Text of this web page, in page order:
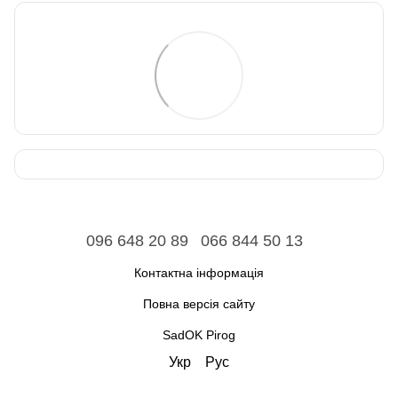
096 648 20 89 066 844 50 13
Контактна інформація
Повна версія сайту
SadOK Pirog
Укр Рус